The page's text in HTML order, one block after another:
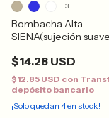
Bombacha Alta
SIENA(sujeción
$14.28 USD
$12.85 USD con
depósito bancario
¡Solo quedan 4en stock!
+3